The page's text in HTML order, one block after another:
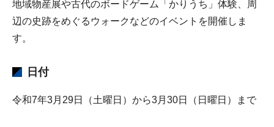
地域物産展や古代のボードゲーム「かりうち」体験、周
辺の史跡をめぐるウォークなどのイベントを開催しま
す。
日付
令和7年3月29日（土曜日）から3月30日（日曜日）まで